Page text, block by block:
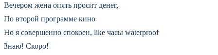
Вечером жена опять просит денег,
По второй программе кино
Но я совершенно спокоен, like часы waterproof
Знаю! Скоро!